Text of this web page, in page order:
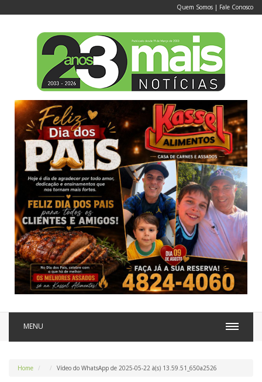
Quem Somos | Fale Conosco
MENU
Home Vídeo do WhatsApp de 2025-05-22 à(s) 13.59.51_650a2526